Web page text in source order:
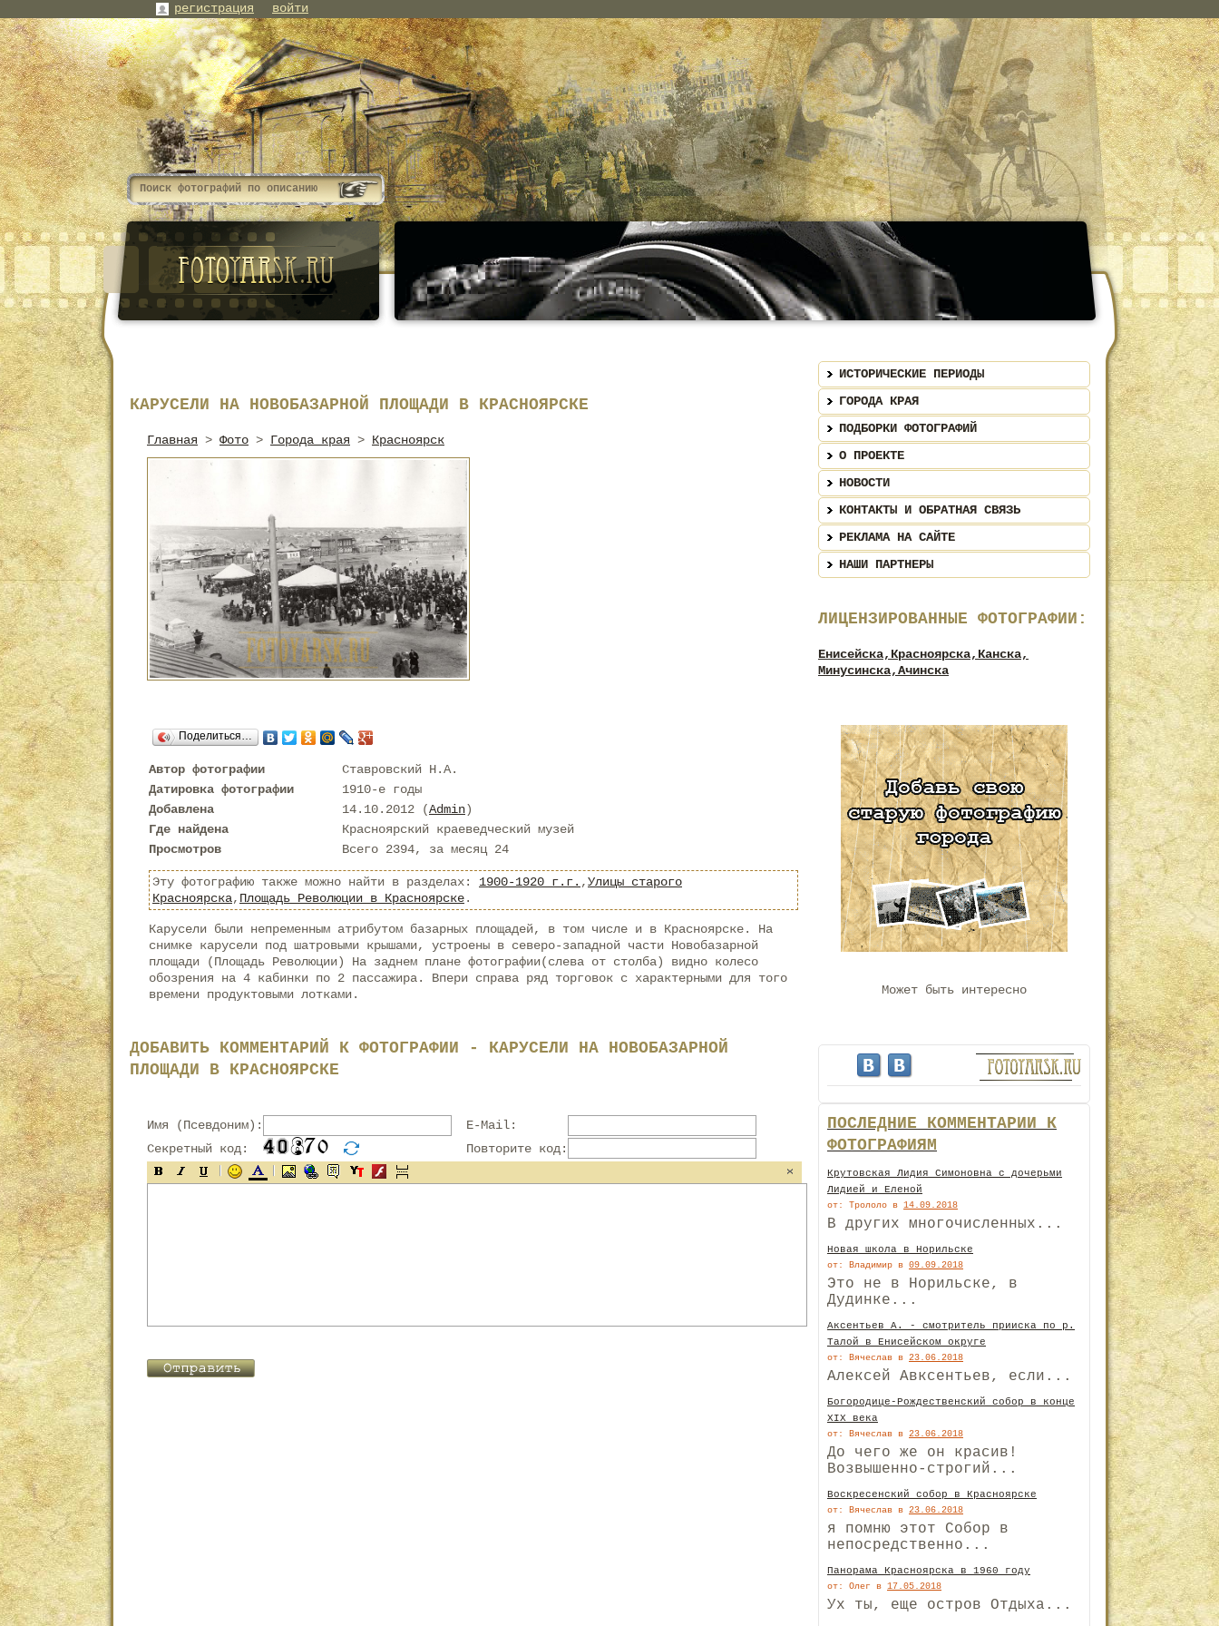
КАРУСЕЛИ НА НОВОБАЗАРНОЙ ПЛОЩАДИ В КРАСНОЯРСКЕ
Главная > Фото > Города края > Красноярск
Поделиться…
Автор фотографии
Ставровский Н.А.
Датировка фотографии
1910-е годы
Добавлена
14.10.2012 (Admin)
Где найдена
Красноярский краеведческий музей
Просмотров
Всего 2394, за месяц 24
Эту фотографию также можно найти в разделах: 1900-1920 г.г. ,Улицы старого
Красноярска, Площадь Революции в Красноярске.
Карусели были непременным атрибутом базарных площадей, в том числе и в Красноярске. На
снимке карусели под шатровыми крышами, устроены в северо-западной части Новобазарной
площади (Площадь Революции) На заднем плане фотографии(слева от столба) видно колесо
обозрения на 4 кабинки по 2 пассажира. Впери справа ряд торговок с характерными для того
времени продуктовыми лотками.
ДОБАВИТЬ КОММЕНТАРИЙ К ФОТОГРАФИИ - КАРУСЕЛИ НА НОВОБАЗАРНОЙ
ПЛОЩАДИ В КРАСНОЯРСКЕ
Имя (Псевдоним):
E-Mail:
Секретный код:
Повторите код:
ИСТОРИЧЕСКИЕ ПЕРИОДЫ
ГОРОДА КРАЯ
ПОДБОРКИ ФОТОГРАФИЙ
О ПРОЕКТЕ
НОВОСТИ
КОНТАКТЫ И ОБРАТНАЯ СВЯЗЬ
РЕКЛАМА НА САЙТЕ
НАШИ ПАРТНЕРЫ
ЛИЦЕНЗИРОВАННЫЕ ФОТОГРАФИИ:
Енисейска, Красноярска, Канска,
Минусинска,Ачинска
Может быть интересно
ПОСЛЕДНИЕ КОММЕНТАРИИ К
ФОТОГРАФИЯМ
Крутовская Лидия Симоновна с дочерьми
Лидией и Еленой
от: Трололо в 14.09.2018
В других многочисленных...
Новая школа в Норильске
от: Владимир в 09.09.2018
Это не в Норильске, в
Дудинке...
Аксентьев А. - смотритель прииска по р.
Талой в Енисейском округе
от: Вячеслав в 23.06.2018
Алексей Авксентьев, если...
Богородице-Рождественский собор в конце
XIX века
от: Вячеслав в 23.06.2018
До чего же он красив!
Возвышенно-строгий...
Воскресенский собор в Красноярске
от: Вячеслав в 23.06.2018
я помню этот Собор в
непосредственно...
Панорама Красноярска в 1960 году
от: Олег в 17.05.2018
Ух ты, еще остров Отдыха...
регистрация войти